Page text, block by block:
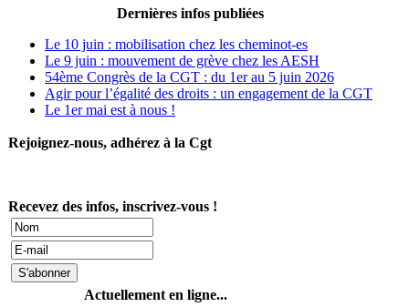
Dernières infos publiées
Le 10 juin : mobilisation chez les cheminot-es
Le 9 juin : mouvement de grève chez les AESH
54ème Congrès de la CGT : du 1er au 5 juin 2026
Agir pour l’égalité des droits : un engagement de la CGT
Le 1er mai est à nous !
Rejoignez-nous, adhérez à la Cgt
Recevez des infos, inscrivez-vous !
Actuellement en ligne...